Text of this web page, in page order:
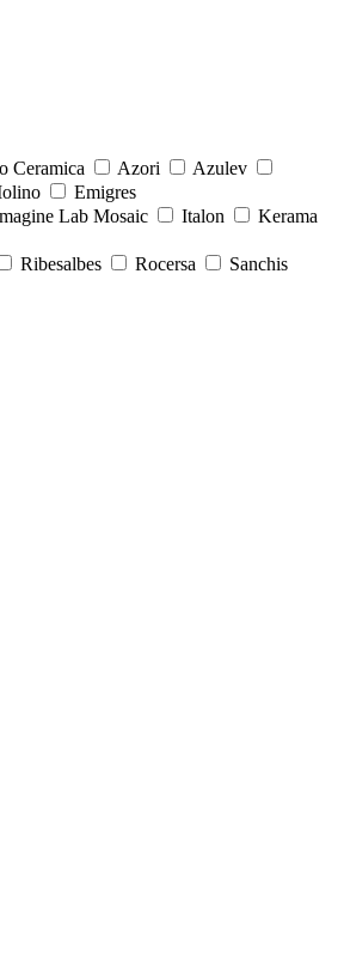
Ceramica Azori
Azulev
Emigres
Lab Mosaic Italon
Kerama
Ribesalbes Rocersa
Sanchis